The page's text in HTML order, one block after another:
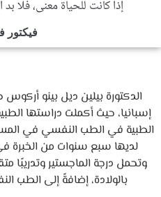
إذا كانت للحياة معنى، فلا
فيكتور
الدكتورة بيلين ديل بينو
إسبانيا، حيث أكملت دراستها
الطبية في الطب النفسي في
لديها سبع سنوات من الخبرة
وتحمل درجة الماجستير
بالولادة، إضافةً إلى الطب